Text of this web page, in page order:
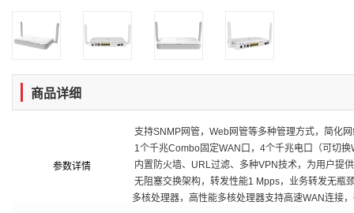
商品详细
参数详情
支持SNMP网管，Web网管等多种管理方式，简化
1个千兆Combo固定WAN口，4个千兆电口（可切换
内置防火墙、URL过滤、多种VPN技术，为用户提
无阻塞交换架构，转发性能1 Mpps，业务转发无瓶
多核处理器，高性能多核处理器支持高速WAN连接